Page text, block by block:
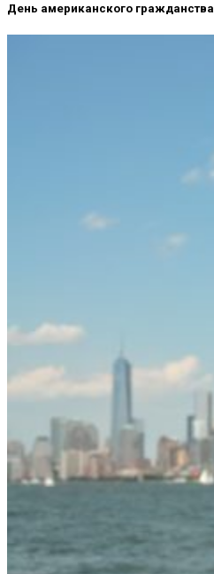
День американского гражданства